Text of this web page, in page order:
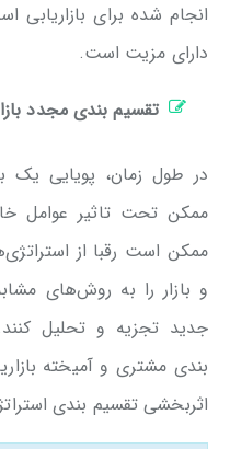
انجام شده برای
دارای مزیت است.
تقسیم بندی مجدد
در طول زمان، پویایی یک
ممکن تحت تاثیر عوامل
ممکن است رقبا از
و بازار را به روش‌های
جدید تجزیه و تحلیل کنند.
بندی مشتری و آمیخته
اثربخشی تقسیم بندی